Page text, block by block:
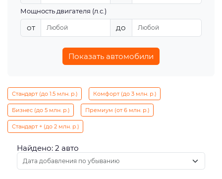
Мощность двигателя (л.с.)
от до
Показать автомобили
Стандарт (до 1.5 млн. р.) Комфорт (до 3 млн. р.)
Бизнес (до 5 млн. р.) Премиум (от 6 млн. р.)
Стандарт + (до 2 млн. р.)
Найдено: 2 авто